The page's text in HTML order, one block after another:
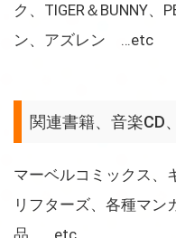
ク、TIGER＆BUNNY、
ン、アズレン …etc
関連書籍、音楽CD
マーベルコミックス、
リフターズ、各種マン
品 …etc